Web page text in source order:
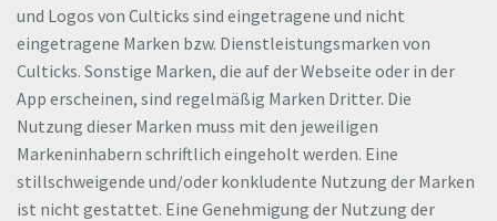
und Logos von Culticks sind eingetragene und nicht
eingetragene Marken bzw. Dienstleistungsmarken von
Culticks. Sonstige Marken, die auf der Webseite oder in der
App erscheinen, sind regelmäßig Marken Dritter. Die
Nutzung dieser Marken muss mit den jeweiligen
Markeninhabern schriftlich eingeholt werden. Eine
stillschweigende und/oder konkludente Nutzung der Marken
ist nicht gestattet. Eine Genehmigung der Nutzung der